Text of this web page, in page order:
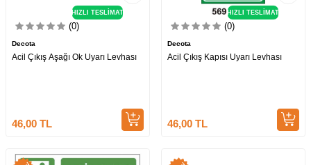
HIZLI TESLİMAT
(0)
Decota
Acil Çıkış Aşağı Ok Uyarı Levhası
46,00 TL
HIZLI TESLİMAT
(0)
Decota
Acil Çıkış Kapısı Uyarı Levhası
46,00 TL